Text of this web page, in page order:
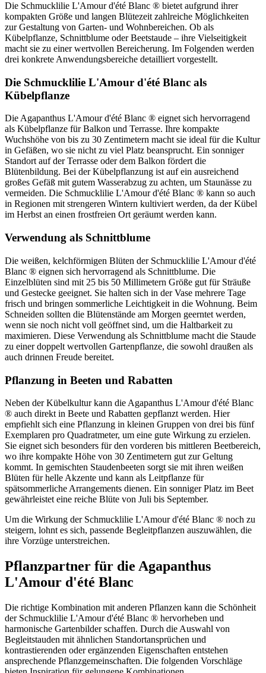
Die Schmucklilie L'Amour d'été Blanc ® bietet aufgrund ihrer
kompakten Größe und langen Blütezeit zahlreiche Möglichkeiten
zur Gestaltung von Garten- und Wohnbereichen. Ob als
Kübelpflanze, Schnittblume oder Beetstaude – ihre Vielseitigkeit
macht sie zu einer wertvollen Bereicherung. Im Folgenden werden
drei konkrete Anwendungsbereiche detailliert vorgestellt.
Die Schmucklilie L'Amour d'été Blanc als
Kübelpflanze
Die Agapanthus L'Amour d'été Blanc ® eignet sich hervorragend
als Kübelpflanze für Balkon und Terrasse. Ihre kompakte
Wuchshöhe von bis zu 30 Zentimetern macht sie ideal für die Kultur
in Gefäßen, wo sie nicht zu viel Platz beansprucht. Ein sonniger
Standort auf der Terrasse oder dem Balkon fördert die
Blütenbildung. Bei der Kübelpflanzung ist auf ein ausreichend
großes Gefäß mit gutem Wasserabzug zu achten, um Staunässe zu
vermeiden. Die Schmucklilie L'Amour d'été Blanc ® kann so auch
in Regionen mit strengeren Wintern kultiviert werden, da der Kübel
im Herbst an einen frostfreien Ort geräumt werden kann.
Verwendung als Schnittblume
Die weißen, kelchförmigen Blüten der Schmucklilie L'Amour d'été
Blanc ® eignen sich hervorragend als Schnittblume. Die
Einzelblüten sind mit 25 bis 50 Millimetern Größe gut für Sträuße
und Gestecke geeignet. Sie halten sich in der Vase mehrere Tage
frisch und bringen sommerliche Leichtigkeit in die Wohnung. Beim
Schneiden sollten die Blütenstände am Morgen geerntet werden,
wenn sie noch nicht voll geöffnet sind, um die Haltbarkeit zu
maximieren. Diese Verwendung als Schnittblume macht die Staude
zu einer doppelt wertvollen Gartenpflanze, die sowohl draußen als
auch drinnen Freude bereitet.
Pflanzung in Beeten und Rabatten
Neben der Kübelkultur kann die Agapanthus L'Amour d'été Blanc
® auch direkt in Beete und Rabatten gepflanzt werden. Hier
empfiehlt sich eine Pflanzung in kleinen Gruppen von drei bis fünf
Exemplaren pro Quadratmeter, um eine gute Wirkung zu erzielen.
Sie eignet sich besonders für den vorderen bis mittleren Beetbereich,
wo ihre kompakte Höhe von 30 Zentimetern gut zur Geltung
kommt. In gemischten Staudenbeeten sorgt sie mit ihren weißen
Blüten für helle Akzente und kann als Leitpflanze für
spätsommerliche Arrangements dienen. Ein sonniger Platz im Beet
gewährleistet eine reiche Blüte von Juli bis September.
Um die Wirkung der Schmucklilie L'Amour d'été Blanc ® noch zu
steigern, lohnt es sich, passende Begleitpflanzen auszuwählen, die
ihre Vorzüge unterstreichen.
Pflanzpartner für die Agapanthus
L'Amour d'été Blanc
Die richtige Kombination mit anderen Pflanzen kann die Schönheit
der Schmucklilie L'Amour d'été Blanc ® hervorheben und
harmonische Gartenbilder schaffen. Durch die Auswahl von
Begleitstauden mit ähnlichen Standortansprüchen und
kontrastierenden oder ergänzenden Eigenschaften entstehen
ansprechende Pflanzgemeinschaften. Die folgenden Vorschläge